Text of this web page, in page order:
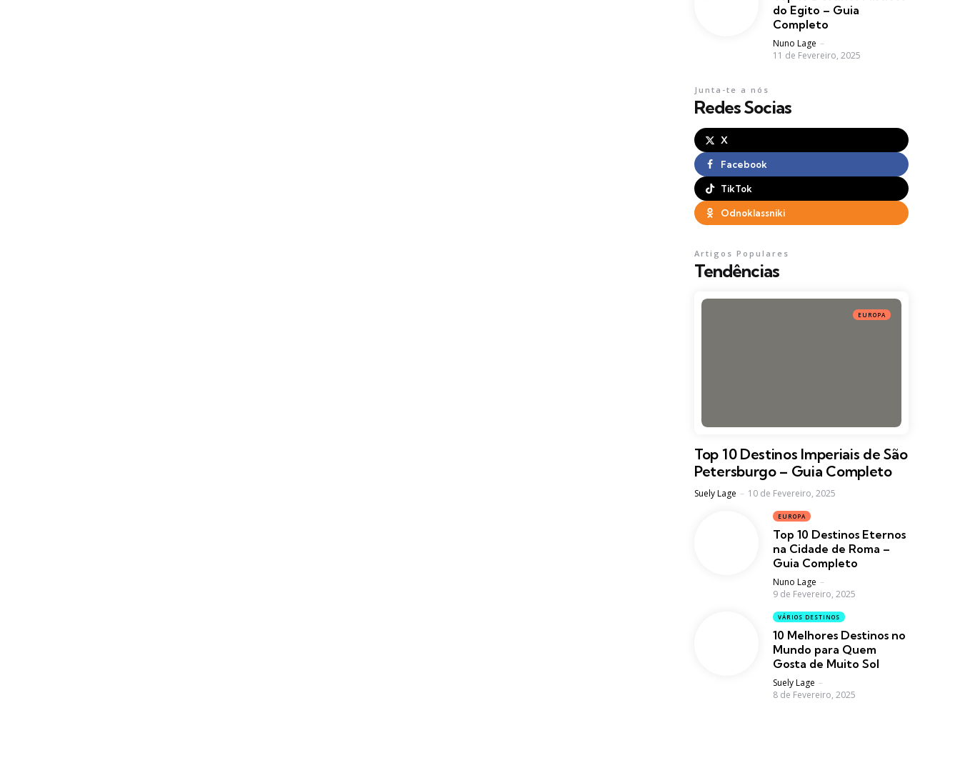
do Egito – Guia
Completo
Posted
Nuno Lage
11 de Fevereiro, 2025
Redes Socias
Junta-te a nós
X
Facebook
TikTok
Odnoklassniki
Tendências
Artigos Populares
EUROPA
Top 10 Destinos Imperiais de São
Petersburgo – Guia Completo
Posted
Suely Lage 10 de Fevereiro, 2025
EUROPA
Top 10 Destinos Eternos
na Cidade de Roma –
Guia Completo
Posted
Nuno Lage
9 de Fevereiro, 2025
VÁRIOS DESTINOS
10 Melhores Destinos no
Mundo para Quem
Gosta de Muito Sol
Posted
Suely Lage
8 de Fevereiro, 2025